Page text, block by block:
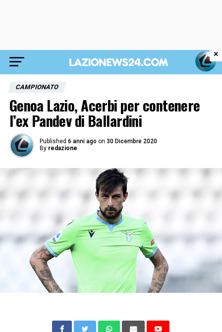
CAMPIONATO
Genoa Lazio, Acerbi per contenere
l’ex Pandev di Ballardini
Published 6 anni ago on 30 Dicembre 2020
By redazione
×